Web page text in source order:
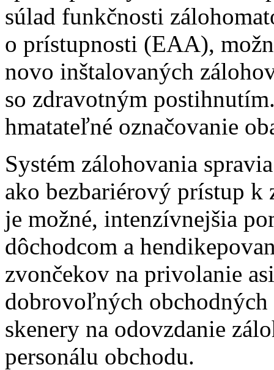
súlad funkčnosti
o prístupnosti (EAA),
novo inštalovaných
so zdravotným
hmatateľné označovanie
Systém zálohovania
ako bezbariérový prístup k
je možné, intenzívnejšia
dôchodcom a
zvončekov na privolanie
dobrovoľných
skenery na odovzdanie
personálu obchodu.